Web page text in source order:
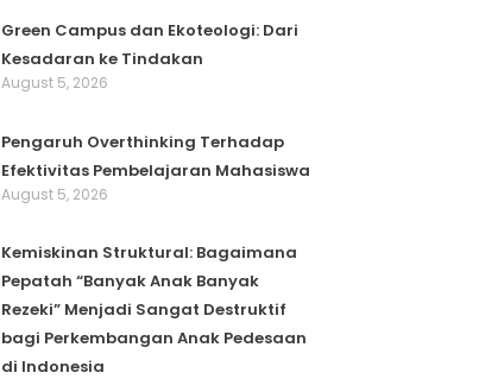
Green Campus dan Ekoteologi: Dari
Kesadaran ke Tindakan
August 5, 2026
Pengaruh Overthinking Terhadap
Efektivitas Pembelajaran Mahasiswa
August 5, 2026
Kemiskinan Struktural: Bagaimana
Pepatah “Banyak Anak Banyak
Rezeki” Menjadi Sangat Destruktif
bagi Perkembangan Anak Pedesaan
di Indonesia